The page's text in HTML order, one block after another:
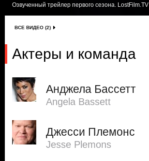
Озвученный трейлер первого сезона. LostFilm.TV
ВСЕ ВИДЕО (2)
Актеры и команда
Анджела Бассетт
Angela Bassett
Джесси Племонс
Jesse Plemons